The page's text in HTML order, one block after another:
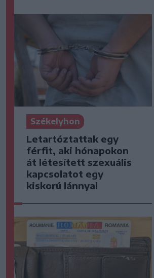
Székelyhon
Letartóztattak egy
férfit, aki hónapokon
át létesített szexuális
kapcsolatot egy
kiskorú lánnyal